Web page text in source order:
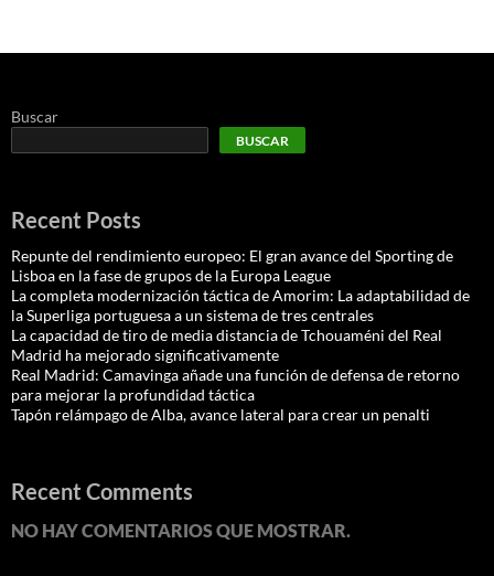
Buscar
BUSCAR
Recent Posts
Repunte del rendimiento europeo: El gran avance del Sporting de
Lisboa en la fase de grupos de la Europa League
La completa modernización táctica de Amorim: La adaptabilidad de
la Superliga portuguesa a un sistema de tres centrales
La capacidad de tiro de media distancia de Tchouaméni del Real
Madrid ha mejorado significativamente
Real Madrid: Camavinga añade una función de defensa de retorno
para mejorar la profundidad táctica
Tapón relámpago de Alba, avance lateral para crear un penalti
Recent Comments
NO HAY COMENTARIOS QUE MOSTRAR.